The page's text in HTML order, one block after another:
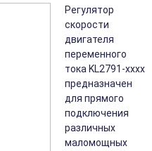
Регулятор
скорости
двигателя
переменного
тока KL2791-xxxx
предназначен
для прямого
подключения
различных
маломощных